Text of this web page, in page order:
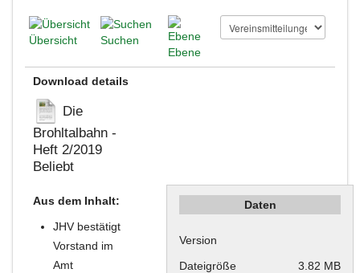
Übersicht
Suchen
Ebene
Download details
Die
Brohltalbahn -
Heft 2/2019
Beliebt
Aus dem Inhalt:
JHV bestätigt
Vorstand im
Amt
Daten
Version
Dateigröße
3.82 MB